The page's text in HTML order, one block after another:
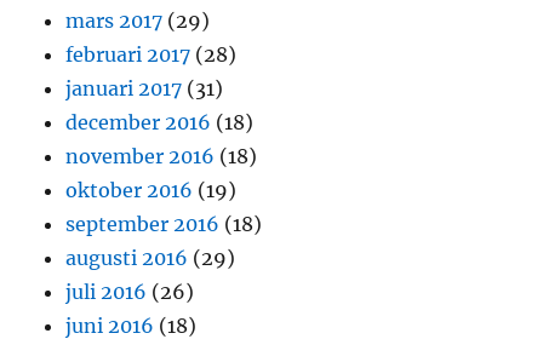
mars 2017 (29)
februari 2017 (28)
januari 2017 (31)
december 2016 (18)
november 2016 (18)
oktober 2016 (19)
september 2016 (18)
augusti 2016 (29)
juli 2016 (26)
juni 2016 (18)